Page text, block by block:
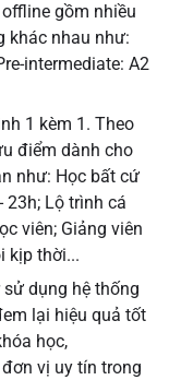
gồm nhiều
khác nhau như:
intermediate: A2
1 kèm 1. Theo
điểm dành cho
như: Học bất cứ
23h; Lộ trình cá
viên; Giảng viên
kịp thời...
dụng hệ thống
lại hiệu quả tốt
học,
vị uy tín trong